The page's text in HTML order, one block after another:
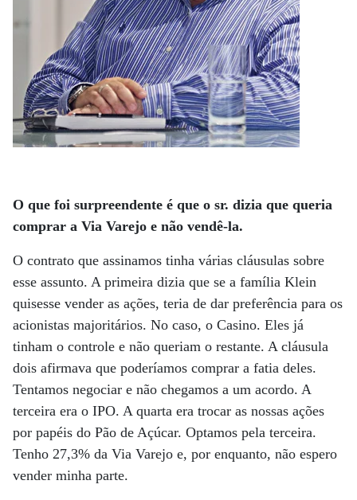
O que foi surpreendente é que o sr. dizia que queria
comprar a Via Varejo e não vendê-la.
O contrato que assinamos tinha várias cláusulas sobre
esse assunto. A primeira dizia que se a família Klein
quisesse vender as ações, teria de dar preferência para os
acionistas majoritários. No caso, o Casino. Eles já
tinham o controle e não queriam o restante. A cláusula
dois afirmava que poderíamos comprar a fatia deles.
Tentamos negociar e não chegamos a um acordo. A
terceira era o IPO. A quarta era trocar as nossas ações
por papéis do Pão de Açúcar. Optamos pela terceira.
Tenho 27,3% da Via Varejo e, por enquanto, não espero
vender minha parte.